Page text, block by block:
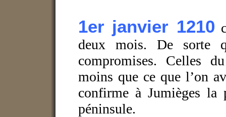
1er janvier 1210
deux mois. De sorte
compromises. Celles
moins que ce que l’on
confirme à Jumièges la
péninsule.